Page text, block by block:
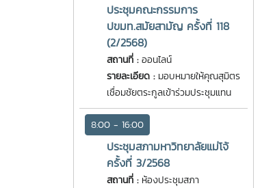
ประชุมคณะกรรมการ
ปขมท.สมัยสามัญ ครั้งที่ 118
(2/2568)
สถานที่ :ออนไลน์
รายละเอียด : มอบหมายให้คุณสุมิตร
เชื่อมชัยตระกูลเข้าร่วมประชุมแทน
8:00 - 16:00
ประชุมสภามหาวิทยาลัยแม่โจ้
ครั้งที่ 3/2568
สถานที่ : ห้องประชุมสภา